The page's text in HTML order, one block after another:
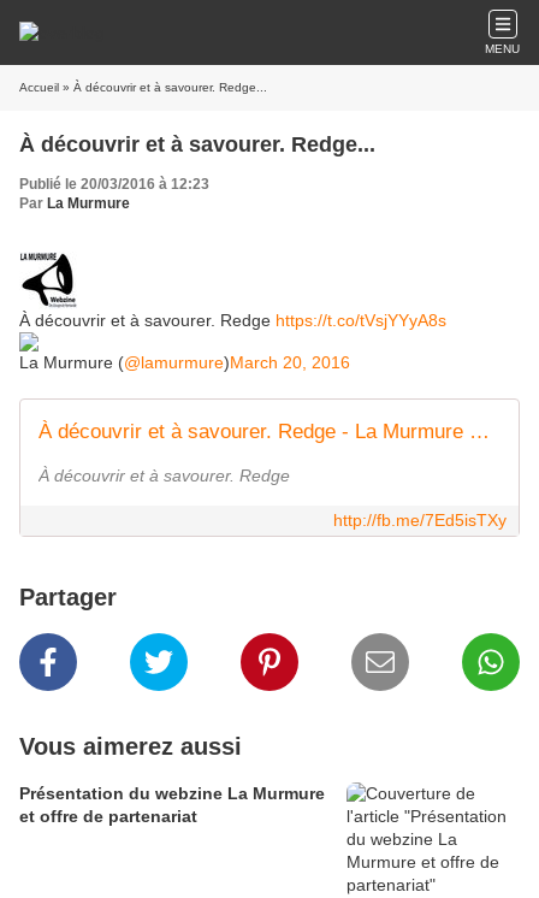
MENU
Accueil » À découvrir et à savourer. Redge...
À découvrir et à savourer. Redge...
Publié le 20/03/2016 à 12:23
Par La Murmure
À découvrir et à savourer. Redge https://t.co/tVsjYYyA8s
La Murmure (@lamurmure)March 20, 2016
À découvrir et à savourer. Redge - La Murmure Webzine des Groupes de Normandie | Facebook
À découvrir et à savourer. Redge
http://fb.me/7Ed5isTXy
Partager
Vous aimerez aussi
Présentation du webzine La Murmure
et offre de partenariat